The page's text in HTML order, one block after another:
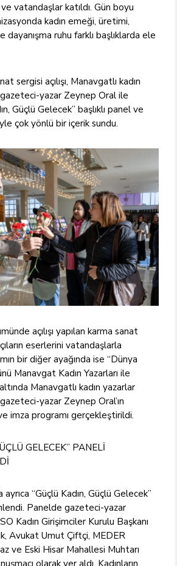
vatandaşlar katıldı. Gün boyu
kadın emeği, üretimi,
dayanışma ruhu farklı başlıklarda ele
sergisi açılışı, Manavgatlı kadın
gazeteci-yazar Zeynep Oral ile
Güçlü Gelecek” başlıklı panel ve
çok yönlü bir içerik sundu.
açılışı yapılan karma sanat
eserlerini vatandaşlarla
bir diğer ayağında ise “Dünya
Manavgat Kadın Yazarları ile
Manavgatlı kadın yazarlar
gazeteci-yazar Zeynep Oral’ın
imza programı gerçekleştirildi.
GELECEK” PANELİ
“Güçlü Kadın, Güçlü Gelecek”
Panelde gazeteci-yazar
Kadın Girişimciler Kurulu Başkanı
Avukat Umut Çiftçi, MEDER
ve Eski Hisar Mahallesi Muhtarı
olarak yer aldı. Kadınların